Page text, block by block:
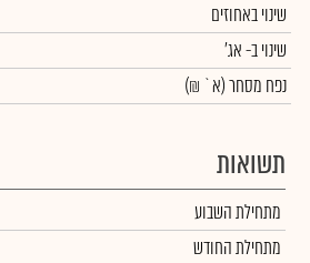
שינוי באחוזים
שינויב- אג'
נפח מסחר(א` ₪)
תשואות
מתחילת השבוע
מתחילת החודש